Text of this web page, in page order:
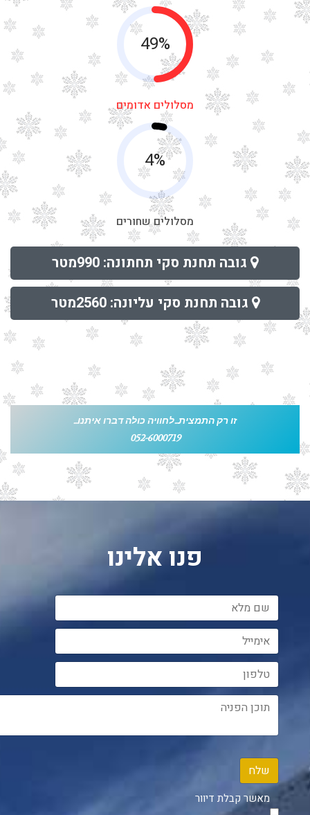
49%
מסלולים אדומים
4%
מסלולים שחורים
גובה תחנת סקי תחתונה: 990מטר
גובה תחנת סקי עליונה: 2560מטר
זו רק התמצית...לחוויה כולה דברו איתנו...
052-6000719
פנו אלינו
שלח
מאשר קבלת דיוור